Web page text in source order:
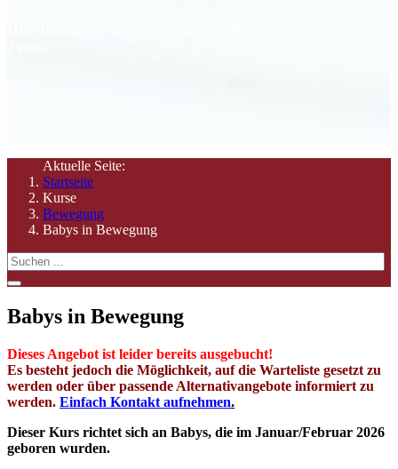
Aktuelle Seite:
Startseite
Kurse
Bewegung
Babys in Bewegung
Babys in Bewegung
Dieses Angebot ist leider bereits ausgebucht!
Es besteht jedoch die Möglichkeit, auf die Warteliste gesetzt zu
werden oder über passende Alternativangebote informiert zu
werden. Einfach Kontakt aufnehmen.
Dieser Kurs richtet sich an Babys, die im Januar/Februar 2026
geboren wurden.